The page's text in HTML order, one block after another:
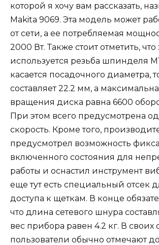
которой я хочу вам рассказать,
Makita 9069. Эта модель может
от сети, а ее потребляемая
2000 Вт. Также стоит отметить, что
используется резьба шпинделя
касается посадочного диаметра,
составляет 22.2 мм, а
вращения диска равна 6600
При этом всего предусмотрена
скорость. Кроме того,
предусмотрел возможность
включенного состояния для
работы и оснастил инструмент
еще тут есть специальный отсек
доступа к щеткам. В конце
что длина сетевого шнура
вес прибора равен 4.2 кг. В своих
пользователи обычно отмечают